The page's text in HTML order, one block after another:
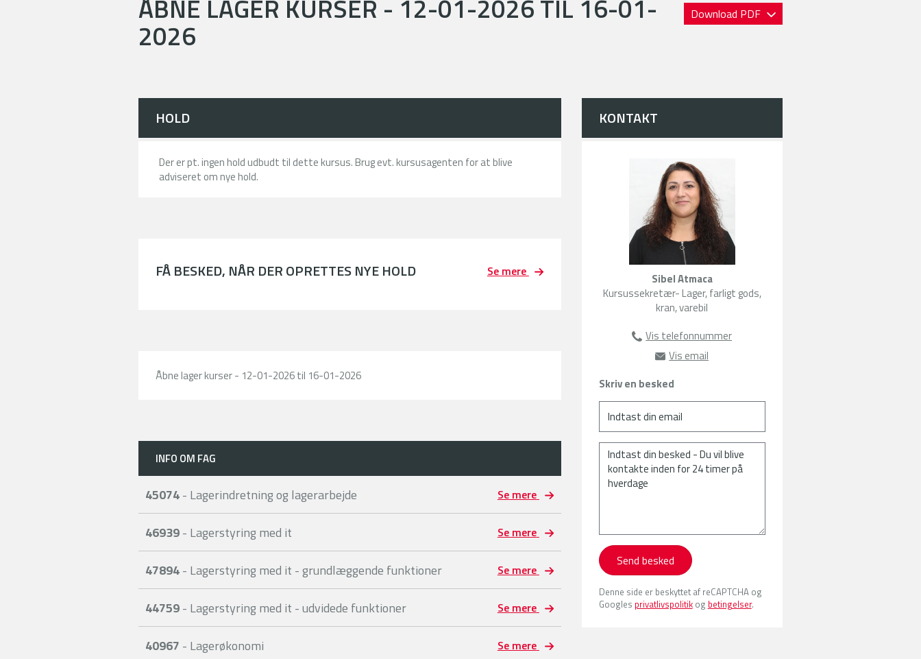
ÅBNE LAGER KURSER - 12-01-2026 TIL 16-01-
2026
Download PDF
HOLD
Der er pt. ingen hold udbudt til dette kursus. Brug evt. kursusagenten for at blive
adviseret om nye hold.
FÅ BESKED, NÅR DER OPRETTES NYE HOLD Se mere
Åbne lager kurser - 12-01-2026 til 16-01-2026
INFO OM FAG
45074- Lagerindretning og lagerarbejde Se mere
46939- Lagerstyring med it Se mere
47894- Lagerstyring med it - grundlæggende funktioner Se mere
44759- Lagerstyring med it - udvidede funktioner Se mere
40967 - Lagerøkonomi Se mere
KONTAKT
Sibel Atmaca
Kursussekretær- Lager, farligt gods,
kran, varebil
Vis telefonnummer
63135385
Vis emailsat@amu-fyn.dk
Skriv en besked
Send besked
Denne side er beskyttet af reCAPTCHA og
Googles privatlivspolitikog betingelser.